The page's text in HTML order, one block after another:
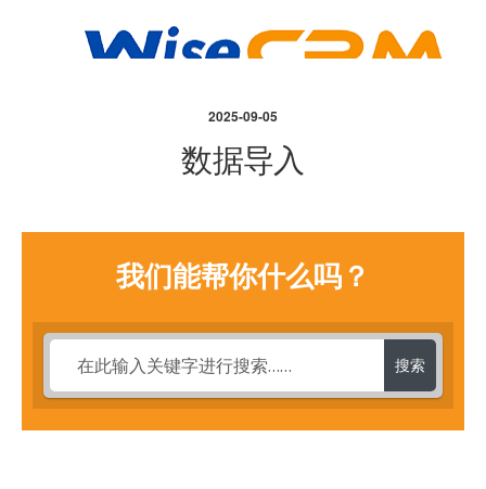
2025-09-05
数据导入
我们能帮你什么吗？
搜索